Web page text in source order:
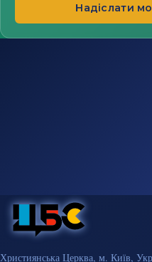
Надіслати
Християнська Церква, м. Київ,